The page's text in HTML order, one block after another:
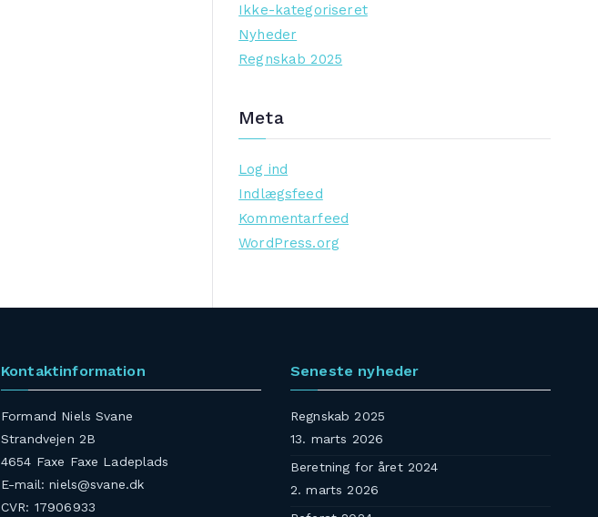
Ikke-kategoriseret
Nyheder
Regnskab 2025
Meta
Log ind
Indlægsfeed
Kommentarfeed
WordPress.org
Kontaktinformation
Formand Niels Svane
Strandvejen 2B
4654 Faxe Faxe Ladeplads
E-mail: niels@svane.dk
CVR: 17906933
Seneste nyheder
Regnskab 2025
13. marts 2026
Beretning for året 2024
2. marts 2026